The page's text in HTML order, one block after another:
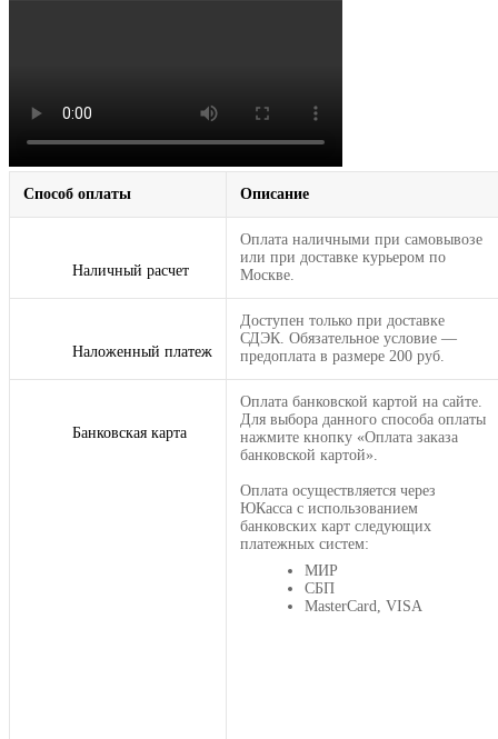
Способ оплаты Описание
Наличный расчет
Оплата наличными при самовывозе
или при доставке курьером по
Москве.
Наложенный платеж
Доступен только при доставке
СДЭК. Обязательное условие —
предоплата в размере 200 руб.
Банковская карта
Оплата банковской картой на сайте.
Для выбора данного способа оплаты
нажмите кнопку «Оплата заказа
банковской картой».
Оплата осуществляется через
ЮКасса с использованием
банковских карт следующих
платежных систем:
МИР
СБП
MasterCard, VISA